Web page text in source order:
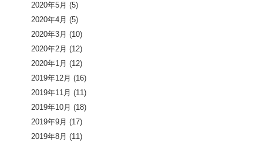
2020年5月 (5)
2020年4月 (5)
2020年3月 (10)
2020年2月 (12)
2020年1月 (12)
2019年12月 (16)
2019年11月 (11)
2019年10月 (18)
2019年9月 (17)
2019年8月 (11)